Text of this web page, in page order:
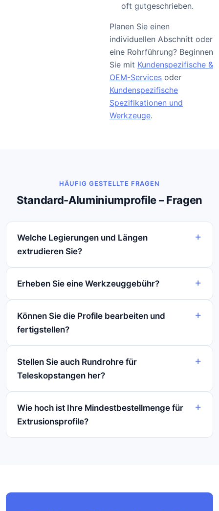
oft gutgeschrieben.
Planen Sie einen
individuellen Abschnitt oder
eine Rohrführung? Beginnen
Sie mit Kundenspezifische &
OEM-Services oder
Kundenspezifische
Spezifikationen und
Werkzeuge.
HÄUFIG GESTELLTE FRAGEN
Standard-Aluminiumprofile – Fragen
Welche Legierungen und Längen
extrudieren Sie?
Erheben Sie eine Werkzeuggebühr?
Können Sie die Profile bearbeiten und
fertigstellen?
Stellen Sie auch Rundrohre für
Teleskopstangen her?
Wie hoch ist Ihre Mindestbestellmenge für
Extrusionsprofile?